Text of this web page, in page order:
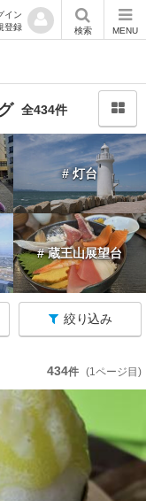
イン
登録
検索 MENU
全434件
# 灯台
# 蔵王山展望台
絞り込み
434件 (1ページ目)